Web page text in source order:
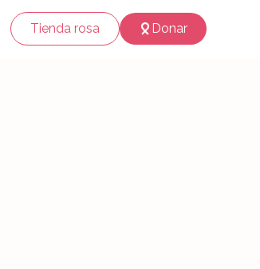
Tienda rosa Donar